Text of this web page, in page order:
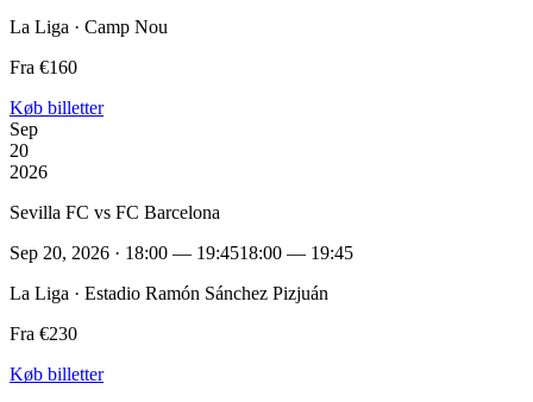
La Liga · Camp Nou
Fra €160
Køb billetter
Sep
20
2026
Sevilla FC vs FC Barcelona
Sep 20, 2026 · 18:00 — 19:4518:00 — 19:45
La Liga · Estadio Ramón Sánchez Pizjuán
Fra €230
Køb billetter